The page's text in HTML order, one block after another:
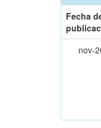
Fecha
nov-